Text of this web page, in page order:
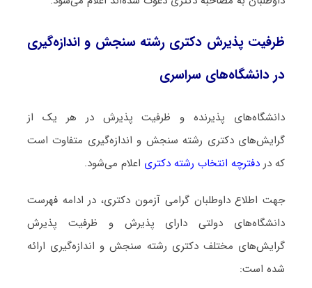
ظرفیت پذیرش دکتری رشته ﺳﻨﺠﺶ و اﻧﺪازهﮔﻴﺮی
در دانشگاه‌های سراسری
دانشگاه‌های پذیرنده و ظرفیت پذیرش در هر یک از
گرایش‌های دکتری رشته ﺳﻨﺠﺶ و اﻧﺪازهﮔﻴﺮی متفاوت است
که در دفترچه انتخاب رشته دکتری اعلام می‌شود.
جهت اطلاع داوطلبان گرامی آزمون دکتری، در ادامه فهرست
دانشگاه‌های دولتی دارای پذیرش و ظرفیت پذیرش
گرایش‌های مختلف دکتری رشته ﺳﻨﺠﺶ و اﻧﺪازهﮔﻴﺮی ارائه
شده است: